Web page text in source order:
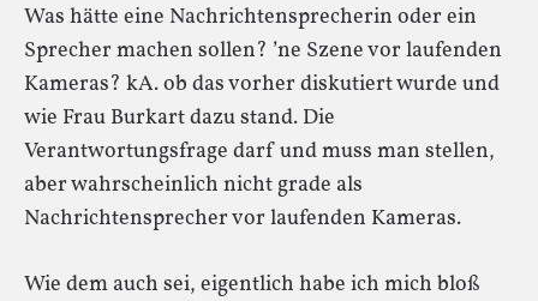
Was hätte eine Nachrichtensprecherin oder ein
Sprecher machen sollen? ’ne Szene vor laufenden
Kameras? kA. ob das vorher diskutiert wurde und
wie Frau Burkart dazu stand. Die
Verantwortungsfrage darf und muss man stellen,
aber wahrscheinlich nicht grade als
Nachrichtensprecher vor laufenden Kameras.
Wie dem auch sei, eigentlich habe ich mich bloß